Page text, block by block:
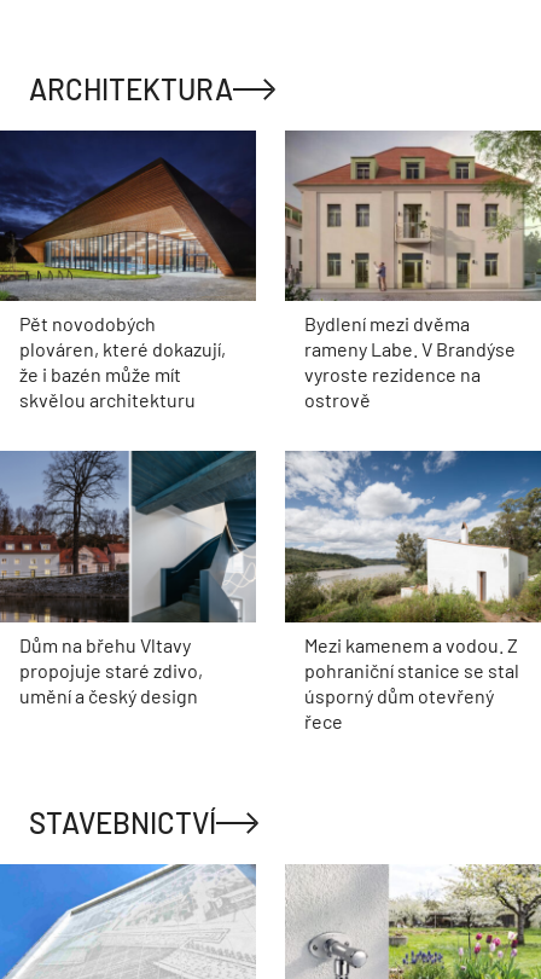
ARCHITEKTURA
Pět novodobých
plováren, které dokazují,
že i bazén může mít
skvělou architekturu
Bydlení mezi dvěma
rameny Labe. V Brandýse
vyroste rezidence na
ostrově
Dům na břehu Vltavy
propojuje staré zdivo,
umění a český design
Mezi kamenem a vodou. Z
pohraniční stanice se stal
úsporný dům otevřený
řece
STAVEBNICTVÍ